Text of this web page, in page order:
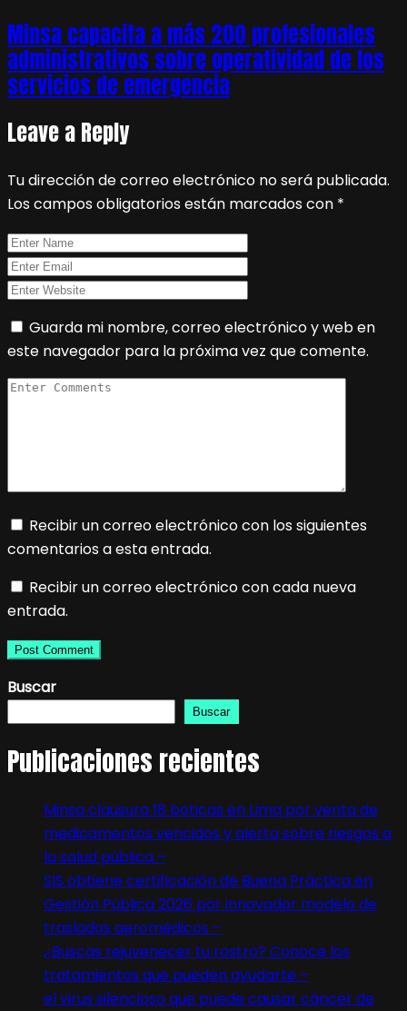
Minsa capacita a más 200 profesionales
administrativos sobre operatividad de los
servicios de emergencia
Leave a Reply
Tu dirección de correo electrónico no será publicada.
Los campos obligatorios están marcados con *
Guarda mi nombre, correo electrónico y web en
este navegador para la próxima vez que comente.
Recibir un correo electrónico con los siguientes
comentarios a esta entrada.
Recibir un correo electrónico con cada nueva
entrada.
Buscar
Buscar
Publicaciones recientes
Minsa clausura 18 boticas en Lima por venta de
medicamentos vencidos y alerta sobre riesgos a
la salud pública –
SIS obtiene certificación de Buena Práctica en
Gestión Pública 2026 por innovador modelo de
traslados aeromédicos –
¿Buscas rejuvenecer tu rostro? Conoce los
tratamientos que pueden ayudarte –
el virus silencioso que puede causar cáncer de